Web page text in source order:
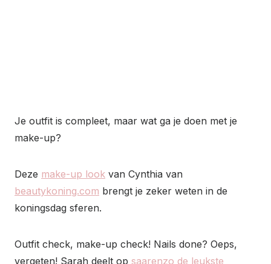
Je outfit is compleet, maar wat ga je doen met je
make-up?
Deze make-up look van Cynthia van
beautykoning.com brengt je zeker weten in de
koningsdag sferen.
Outfit check, make-up check! Nails done? Oeps,
vergeten! Sarah deelt op saarenzo de leukste